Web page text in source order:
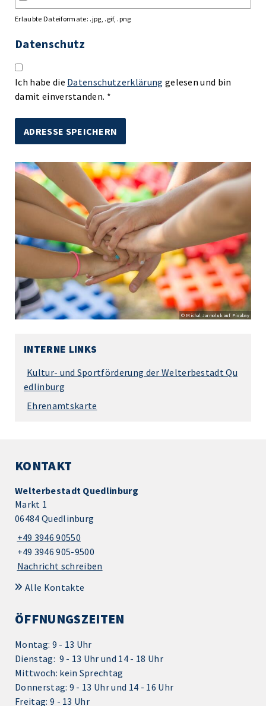
Erlaubte Dateiformate: .jpg, .gif, .png
Datenschutz
Ich habe die Datenschutzerklärung gelesen und bin
damit einverstanden. *
© Michal Jarmoluk auf Pixabay
INTERNE LINKS
Kultur- und Sportförderung der Welterbestadt Qu
edlinburg
Ehrenamtskarte
KONTAKT
Welterbestadt Quedlinburg
Markt 1
06484 Quedlinburg
+49 3946 90550
+49 3946 905-9500
Nachricht schreiben
Alle Kontakte
ÖFFNUNGSZEITEN
Montag: 9 - 13 Uhr
Dienstag: 9 - 13 Uhr und 14 - 18 Uhr
Mittwoch: kein Sprechtag
Donnerstag: 9 - 13 Uhr und 14 - 16 Uhr
Freitag: 9 - 13 Uhr